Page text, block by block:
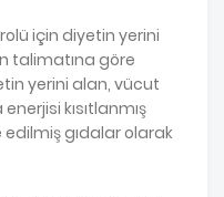
için diyetin yerini
talimatına göre
yerini alan, vücut
enerjisi kısıtlanmış
gıdalar olarak